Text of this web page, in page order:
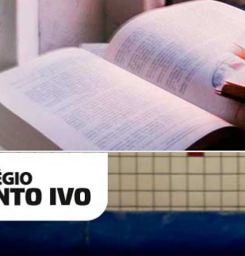
ANO FUNDAMENTAL
Turmas Reduzidas
(Proficiência)
ALUNOS NOVOS
Entre em Contato